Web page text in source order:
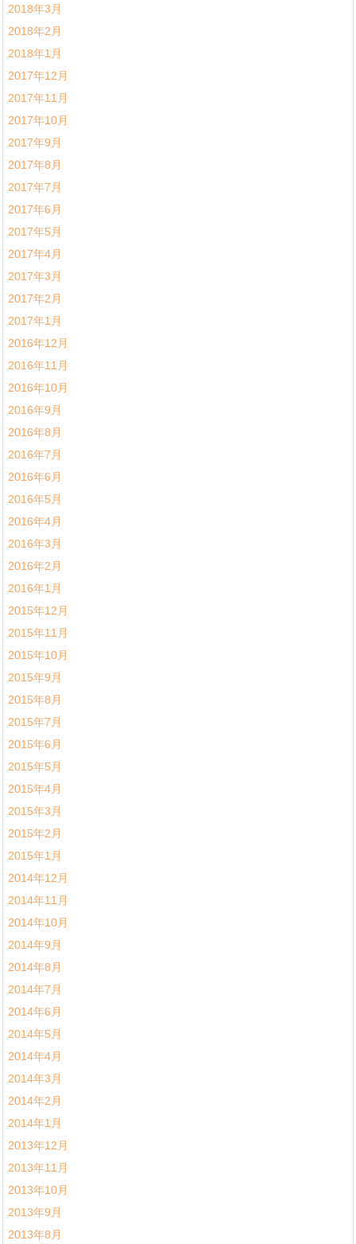
2018年3月
2018年2月
2018年1月
2017年12月
2017年11月
2017年10月
2017年9月
2017年8月
2017年7月
2017年6月
2017年5月
2017年4月
2017年3月
2017年2月
2017年1月
2016年12月
2016年11月
2016年10月
2016年9月
2016年8月
2016年7月
2016年6月
2016年5月
2016年4月
2016年3月
2016年2月
2016年1月
2015年12月
2015年11月
2015年10月
2015年9月
2015年8月
2015年7月
2015年6月
2015年5月
2015年4月
2015年3月
2015年2月
2015年1月
2014年12月
2014年11月
2014年10月
2014年9月
2014年8月
2014年7月
2014年6月
2014年5月
2014年4月
2014年3月
2014年2月
2014年1月
2013年12月
2013年11月
2013年10月
2013年9月
2013年8月